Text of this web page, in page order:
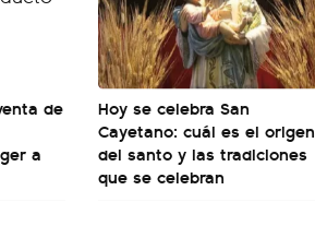
de
a
Hoy se celebra San
Cayetano: cuál es el origen
del santo y las tradiciones
que se celebran